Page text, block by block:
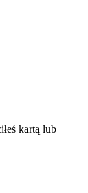
kartą lub